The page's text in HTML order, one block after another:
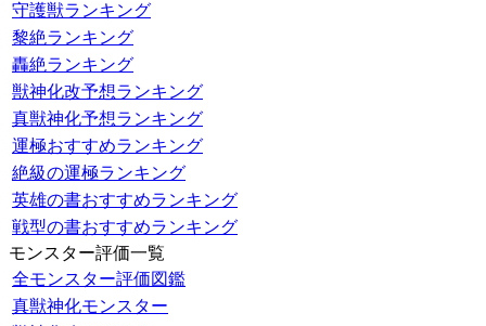
守護獣ランキング
黎絶ランキング
轟絶ランキング
獣神化改予想ランキング
真獣神化予想ランキング
運極おすすめランキング
絶級の運極ランキング
英雄の書おすすめランキング
戦型の書おすすめランキング
モンスター評価一覧
全モンスター評価図鑑
真獣神化モンスター